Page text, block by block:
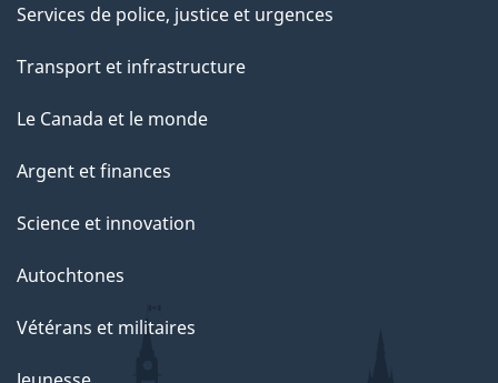
Services de police, justice et urgences
Transport et infrastructure
Le Canada et le monde
Argent et finances
Science et innovation
Autochtones
Vétérans et militaires